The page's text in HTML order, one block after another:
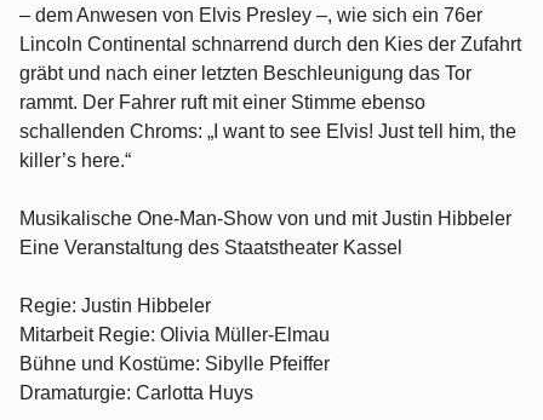
– dem Anwesen von Elvis Presley –, wie sich ein 76er
Lincoln Continental schnarrend durch den Kies der Zufahrt
gräbt und nach einer letzten Beschleunigung das Tor
rammt. Der Fahrer ruft mit einer Stimme ebenso
schallenden Chroms: „I want to see Elvis! Just tell him, the
killer’s here.“
Musikalische One-Man-Show von und mit Justin Hibbeler
Eine Veranstaltung des Staatstheater Kassel
Regie: Justin Hibbeler
Mitarbeit Regie: Olivia Müller-Elmau
Bühne und Kostüme: Sibylle Pfeiffer
Dramaturgie: Carlotta Huys